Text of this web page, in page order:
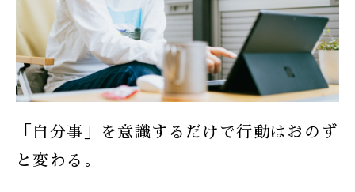
「自分事」を意識するだけで行動はおのず
と変わる。